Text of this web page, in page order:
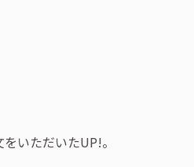
いただいたUP!。